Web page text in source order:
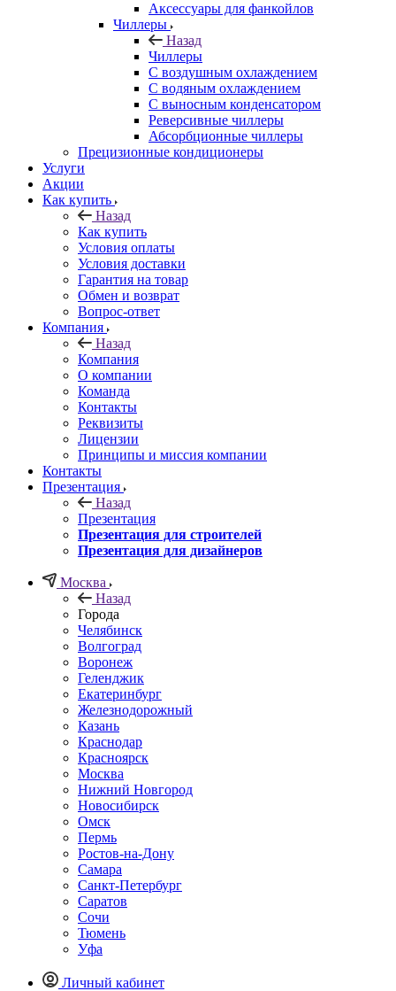
Аксессуары для фанкойлов
Чиллеры
Назад
Чиллеры
С воздушным охлаждением
С водяным охлаждением
С выносным конденсатором
Реверсивные чиллеры
Абсорбционные чиллеры
Прецизионные кондиционеры
Услуги
Акции
Как купить
Назад
Как купить
Условия оплаты
Условия доставки
Гарантия на товар
Обмен и возврат
Вопрос-ответ
Компания
Назад
Компания
О компании
Команда
Контакты
Реквизиты
Лицензии
Принципы и миссия компании
Контакты
Презентация
Назад
Презентация
Презентация для строителей
Презентация для дизайнеров
Москва
Назад
Города
Челябинск
Волгоград
Воронеж
Геленджик
Екатеринбург
Железнодорожный
Казань
Краснодар
Красноярск
Москва
Нижний Новгород
Новосибирск
Омск
Пермь
Ростов-на-Дону
Самара
Санкт-Петербург
Саратов
Сочи
Тюмень
Уфа
Личный кабинет